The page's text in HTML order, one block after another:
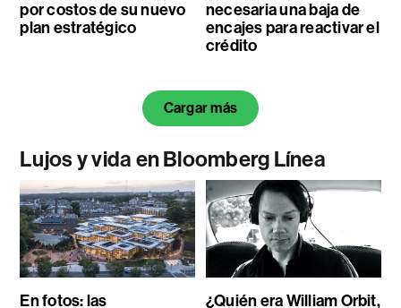
por costos de su nuevo
plan estratégico
necesaria una baja de
encajes para reactivar el
crédito
Cargar más
Lujos y vida en Bloomberg Línea
En fotos: las
¿Quién era William Orbit,